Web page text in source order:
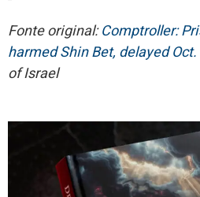
Fonte original:Comptroller:
harmed Shin Bet, delayed
of Israel